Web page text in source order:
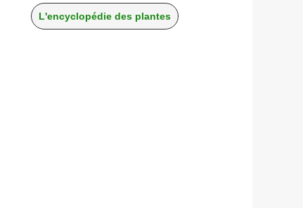
L'encyclopédie des plantes